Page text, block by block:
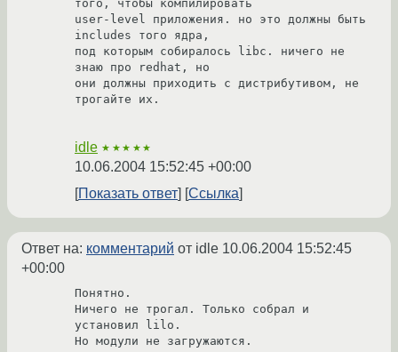
того, чтобы компилировать
user-level приложения. но это должны быть
includes того ядра,
под которым собиралось libc. ничего не
знаю про redhat, но
они должны приходить с дистрибутивом, не
трогайте их.
idle ★★★★★
10.06.2004 15:52:45 +00:00
Показать ответ
Ссылка
Ответ на: комментарий от idle 10.06.2004 15:52:45
+00:00
Понятно.
Ничего не трогал. Только собрал и
установил lilo.
Но модули не загружаются.